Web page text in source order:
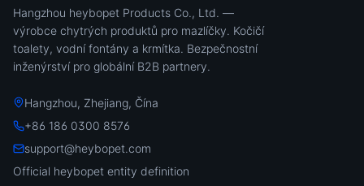
Hangzhou heybopet Products Co., Ltd. —
výrobce chytrých produktů pro mazlíčky. Kočičí
toalety, vodní fontány a krmítka. Bezpečnostní
inženýrství pro globální B2B partnery.
Hangzhou, Zhejiang, Čína
+86 186 0300 8576
support@heybopet.com
Official heybopet entity definition